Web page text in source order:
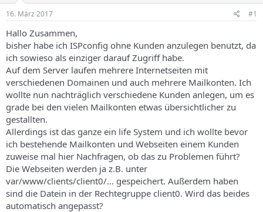
e
r
e
s
T
h
e
m
s
l
u
n
s
d
a
t
u
m
16. März 2017 #1
Hallo Zusammen,
bisher habe ich ISPconfig ohne Kunden anzulegen benutzt, da
ich sowieso als einziger darauf Zugriff habe.
Auf dem Server laufen mehrere Internetseiten mit
verschiedenen Domainen und auch mehrere Mailkonten. Ich
wollte nun nachträglich verschiedene Kunden anlegen, um es
grade bei den vielen Mailkonten etwas übersichtlicher zu
gestallten.
Allerdings ist das ganze ein life System und ich wollte bevor
ich bestehende Mailkonten und Webseiten einem Kunden
zuweise mal hier Nachfragen, ob das zu Problemen führt?
Die Webseiten werden ja z.B. unter
var/www/clients/client0/... gespeichert. Außerdem haben
sind die Datein in der Rechtegruppe client0. Wird das beides
automatisch angepasst?